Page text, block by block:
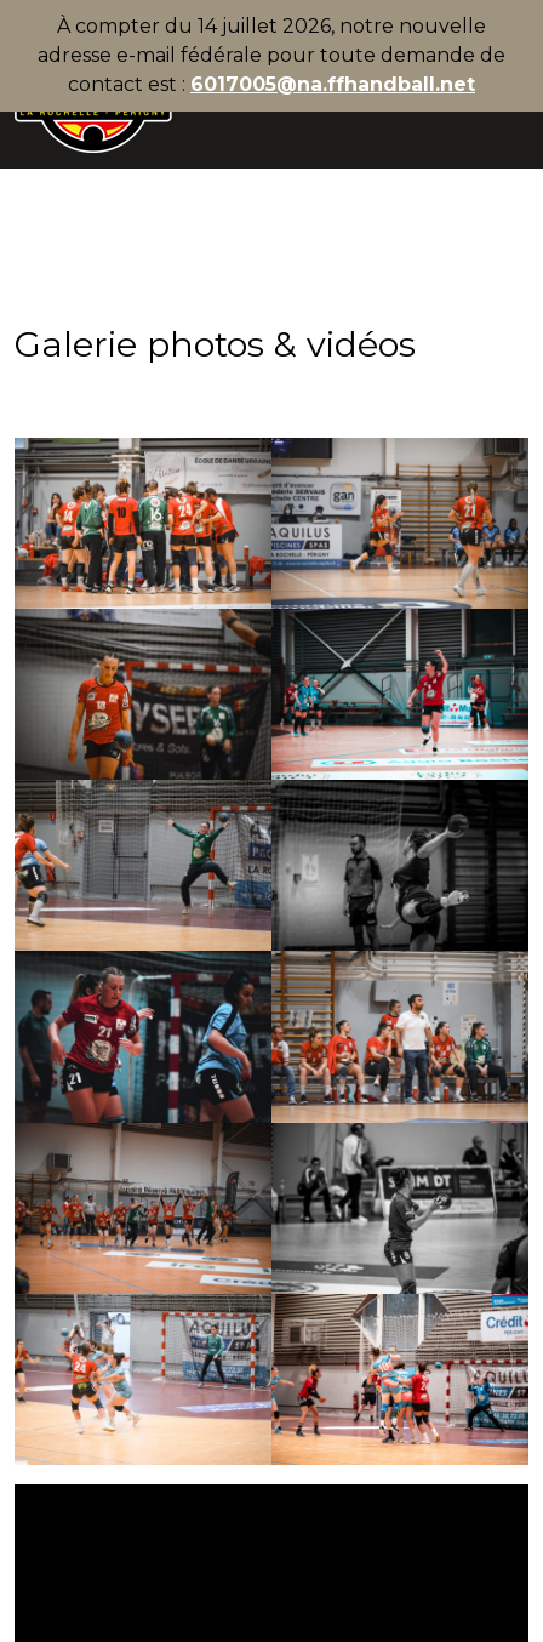
À compter du 14 juillet 2026, notre nouvelle
adresse e-mail fédérale pour toute demande de
contact est : 6017005@na.ffhandball.net
Galerie photos & vidéos